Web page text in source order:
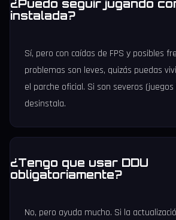
¿Puedo seguir jugando
instalada?
Sí, pero con caídas de FPS y posibles
problemas son leves, quizás puedas
el parche oficial. Si son severos
desinstala.
¿Tengo que usar DDU
obligatoriamente?
No, pero ayuda mucho. Si la